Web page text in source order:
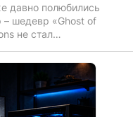
давно полюбились
– шедевр «Ghost of
не стал
сакуры и
динамичных